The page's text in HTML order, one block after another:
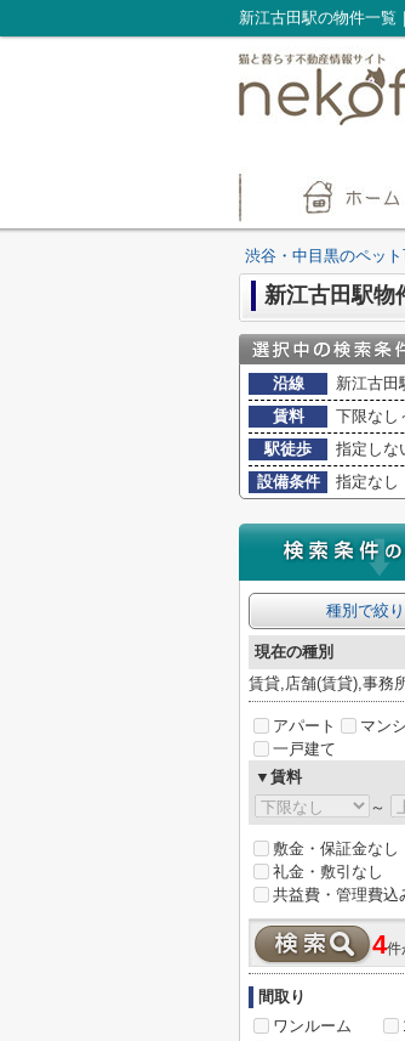
新江古田駅の物件一覧
渋谷・中目黒のペッ
新江古田駅物
沿線
新江古田
賃料
下限なし
駅徒歩
指定しな
設備条件
指定なし
種別で絞
現在の種別
賃貸,店舗(賃貸),事務
アパート
マン
一戸建て
▼賃料
～
敷金・保証金なし
礼金・敷引なし
共益費・管理費込
4件
間取り
ワンルーム